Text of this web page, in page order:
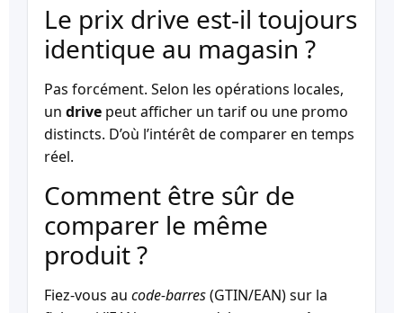
Le prix drive est-il toujours
identique au magasin ?
Pas forcément. Selon les opérations locales,
un drive peut afficher un tarif ou une promo
distincts. D’où l’intérêt de comparer en temps
réel.
Comment être sûr de
comparer le même
produit ?
Fiez-vous au code-barres(GTIN/EAN) sur la